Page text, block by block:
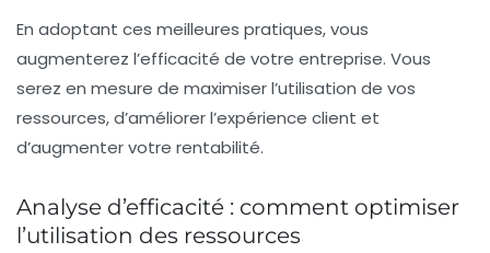
En adoptant ces meilleures pratiques, vous
augmenterez l’efficacité de votre entreprise. Vous
serez en mesure de maximiser l’utilisation de vos
ressources, d’améliorer l’expérience client et
d’augmenter votre rentabilité.
Analyse d’efficacité : comment optimiser
l’utilisation des ressources